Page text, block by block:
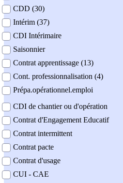
CDD (30)
Intérim (37)
CDI Intérimaire
Saisonnier
Contrat apprentissage (13)
Cont. professionnalisation (4)
Prépa.opérationnel.emploi
CDI de chantier ou d'opération
Contrat d'Engagement Educatif
Contrat intermittent
Contrat pacte
Contrat d'usage
CUI - CAE